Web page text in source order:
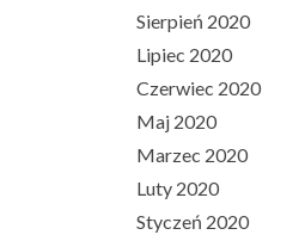
Sierpień 2020
Lipiec 2020
Czerwiec 2020
Maj 2020
Marzec 2020
Luty 2020
Styczeń 2020